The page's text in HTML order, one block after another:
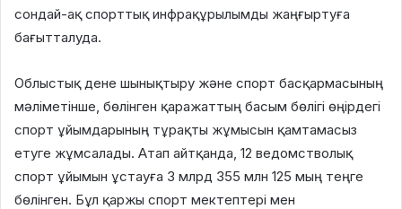
сондай-ақ спорттық инфрақұрылымды жаңғыртуға
бағытталуда.
Облыстық дене шынықтыру және спорт басқармасының
мәліметінше, бөлінген қаражаттың басым бөлігі өңірдегі
спорт ұйымдарының тұрақты жұмысын қамтамасыз
етуге жұмсалады. Атап айтқанда, 12 ведомстволық
спорт ұйымын ұстауға 3 млрд 355 млн 125 мың теңге
бөлінген. Бұл қаржы спорт мектептері мен